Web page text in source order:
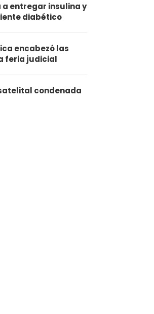
entregar insulina y
diabético
encabezó las
feria judicial
condenada